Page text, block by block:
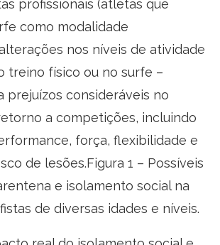
profissionais (atletas que
como modalidade
nos níveis de atividade
treino físico ou no surfe –
prejuízos consideráveis no
a competições, incluindo
força, flexibilidade e
de lesões.Figura 1 – Possíveis
e isolamento social na
de diversas idades e níveis.